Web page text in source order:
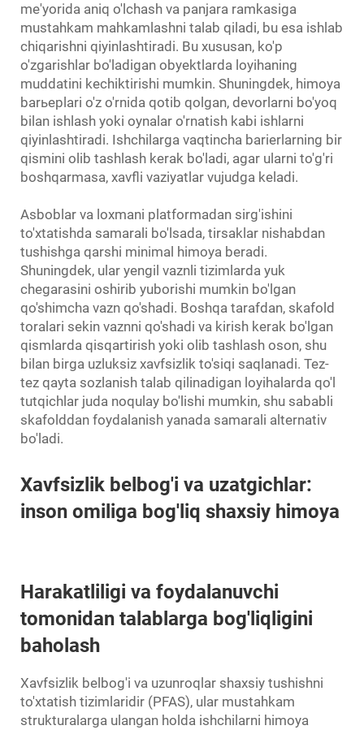
me'yorida aniq o'lchash va panjara ramkasiga
mustahkam mahkamlashni talab qiladi, bu esa ishlab
chiqarishni qiyinlashtiradi. Bu xususan, ko'p
o'zgarishlar bo'ladigan obyektlarda loyihaning
muddatini kechiktirishi mumkin. Shuningdek, himoya
barьерlari o'z o'rnida qotib qolgan, devorlarni bo'yoq
bilan ishlash yoki oynalar o'rnatish kabi ishlarni
qiyinlashtiradi. Ishchilarga vaqtincha barierlarning bir
qismini olib tashlash kerak bo'ladi, agar ularni to'g'ri
boshqarmasa, xavfli vaziyatlar vujudga keladi.
Asboblar va loxmani platformadan sirg'ishini
to'xtatishda samarali bo'lsada, tirsaklar nishabdan
tushishga qarshi minimal himoya beradi.
Shuningdek, ular yengil vaznli tizimlarda yuk
chegarasini oshirib yuborishi mumkin bo'lgan
qo'shimcha vazn qo'shadi. Boshqа tаrаfdаn, skаfоld
tоrаlаri sеkin vаznni qo'shаdi vа kirish kеrаk bo'lgаn
qismlаrdа qisqаrtirish yoki olib tashlash oson, shu
bilan birga uzluksiz xavfsizlik to'siqi saqlanadi. Tez-
tez qayta sozlanish talab qilinadigan loyihalarda qo'l
tutqichlar juda noqulay bo'lishi mumkin, shu sababli
skafolddan foydalanish yanada samarali alternativ
bo'ladi.
Xavfsizlik belbog'i va uzatgichlar:
inson omiliga bog'liq shaxsiy himoya
Harakatliligi va foydalanuvchi
tomonidan talablarga bog'liqligini
baholash
Xavfsizlik belbog'i va uzunroqlar shaxsiy tushishni
to'xtatish tizimlaridir (PFAS), ular mustahkam
strukturalarga ulangan holda ishchilarni himoya